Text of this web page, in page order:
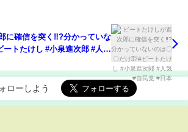
に確信を突く‼︎?分かっていな
ートたけし #小泉進次郎 #人気
ローしよう